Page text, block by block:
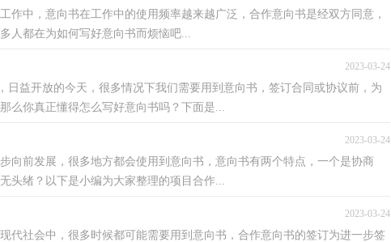
作中，意向书在工作中的使用频率越来越广泛，合作意向书是经双方同意，
人都在为如何写好意向书而烦恼吧...
2023-03-24
日益开放的今天，很多情况下我们需要用到意向书，签订合同或协议前，为
么你真正懂得怎么写好意向书吗？下面是...
2023-03-24
向前发展，很多地方都会使用到意向书，意向书有两个特点，一个是协商
头绪？以下是小编为大家整理的项目合作...
2023-03-24
代社会中，很多时候都可能需要用到意向书，合作意向书的签订为进一步签